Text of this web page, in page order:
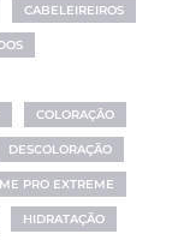
CABELEIREIROS
COLORAÇÃO
DESCOLORAÇÃO
PRO EXTREME
HIDRATAÇÃO